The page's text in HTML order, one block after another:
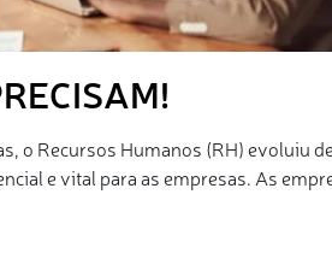
o Recursos Humanos (RH) evoluiu
e vital para as empresas. As